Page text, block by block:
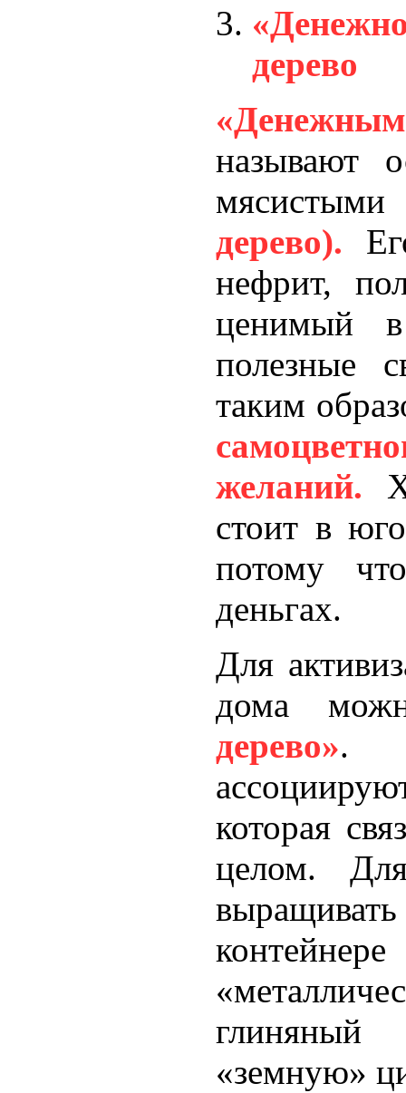
дерево
называют
дерево).
нефрит,
ценимый
полезные
таким
желаний.
стоит в
потому
деньгах.
Для
дома
дерево».
которая
целом.
глиняный
«земную»